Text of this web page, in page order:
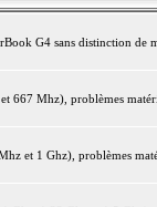
G4 sans distinction de
667 Mhz), problèmes
et 1 Ghz), problèmes